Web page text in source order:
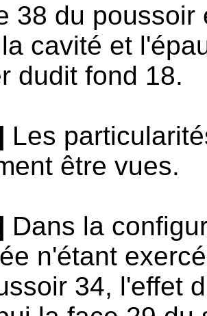
38 du
cavité et
dudit fond 18.
Les
être vues.
Dans la
n'étant
34, l'effet